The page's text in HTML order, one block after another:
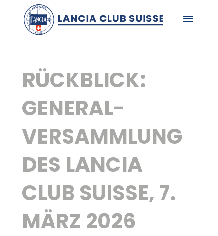
RÜCKBLICK:
GENERAL-
VERSAMMLUNG
DES LANCIA
CLUB SUISSE, 7.
MÄRZ 2026